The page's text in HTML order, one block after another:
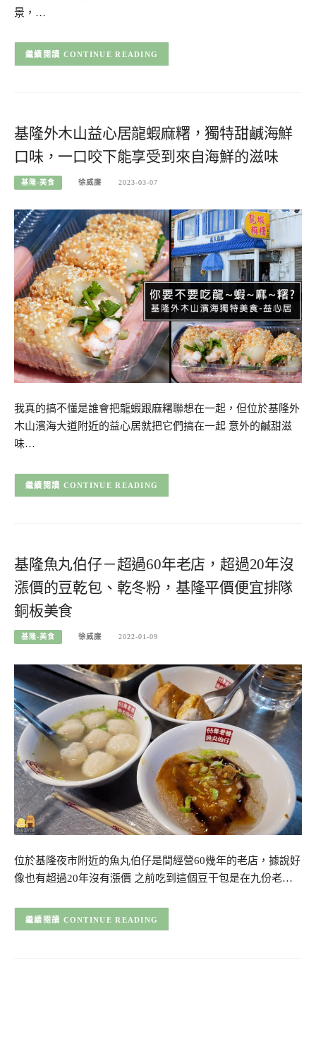
景，…
CONTINUE READING
基隆外木山益心居龍蝦麻糬，獨特甜鹹海鮮
口味，一口咬下能享受到來自海鮮的滋味
基隆-美食 徐威廉 2023-03-07
我真的搞不懂是誰會把龍蝦跟麻糬聯想在一起，但位於基隆外
木山濱海大道附近的益心居就把它們搞在一起 意外的鹹甜滋
味…
CONTINUE READING
基隆魚丸伯仔－超過60年老店，超過20年沒
漲價的豆乾包、乾冬粉，基隆平價便宜排隊
銅板美食
基隆-美食 徐威廉 2022-01-09
位於基隆夜市附近的魚丸伯仔是間經營60幾年的老店，據說好
像也有超過20年沒有漲價 之前吃到這個豆干包是在九份老…
CONTINUE READING